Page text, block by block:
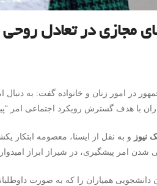
مجازی در تعادل
در امور زنان و خانواده گفت: به دنبال
با هدف گسترش رویکرد اجتماعی امر
نیوز
شدن امر پیشگیری، در شیراز ابراز
دانشجویی همیاران را که به صورت